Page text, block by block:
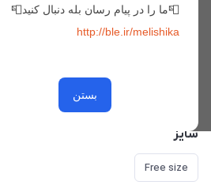
📮ما را در پیام رسان بله دنبال کنید📮
http://ble.ir/melishika
بستن
علاقه‌مندی
سایز
Free size